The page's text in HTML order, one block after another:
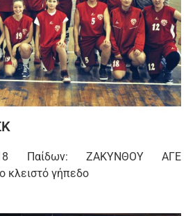
18 Παίδων: ΖΑΚΥΝΘΟΥ ΑΓΕ
κλειστό γήπεδο